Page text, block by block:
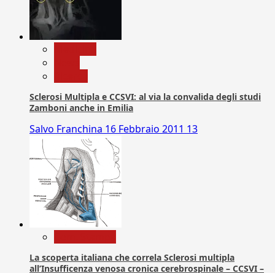
Sclerosi Multipla e CCSVI: al via la convalida degli studi
Zamboni anche in Emilia
Salvo Franchina 16 Febbraio 2011 13
La scoperta italiana che correla Sclerosi multipla
all’Insufficenza venosa cronica cerebrospinale – CCSVI –